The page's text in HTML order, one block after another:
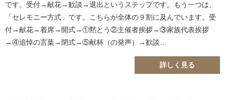
です。受付→献花→歓談→退出というステップです。もう一つは、
「セレモニー方式」です。こちらが全体の９割に及んでいます。受
付→献花→着席→開式→①黙とう②主催者挨拶→③家族代表挨拶
→④追悼の言葉→閉式→⑤献杯（の発声）→歓談…
詳しく見る